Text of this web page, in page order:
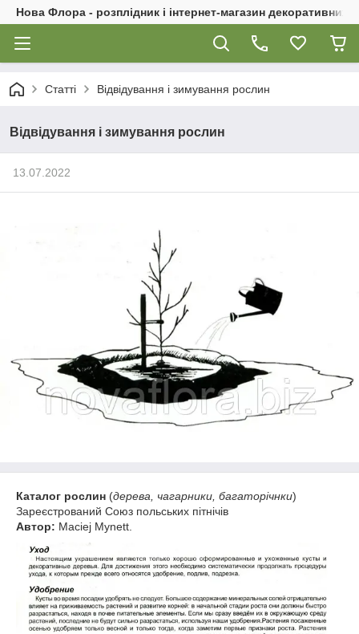
Нова Флора - розплідник і інтернет-магазин декоративних
Статті Відвідування і зимування рослин
Відвідування і зимування рослин
13.07.2022
Каталог рослин (дерева, чагарники, багаторічнки)
Зареєстрований Союз польських пітнічів
Автор: Maciej Mynett.